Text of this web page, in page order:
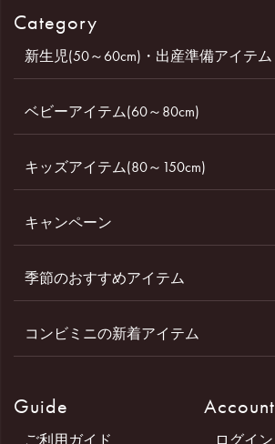
Category
新生児(50～60cm)・出産準備アイテム
ベビーアイテム(60～80cm)
キッズアイテム(80～150cm)
キャンペーン
季節のおすすめアイテム
コンビミニの新着アイテム
Guide
ご利用ガイド
Account
ログイン